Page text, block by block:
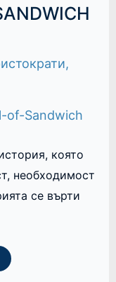
,
която
необходимост
се върти